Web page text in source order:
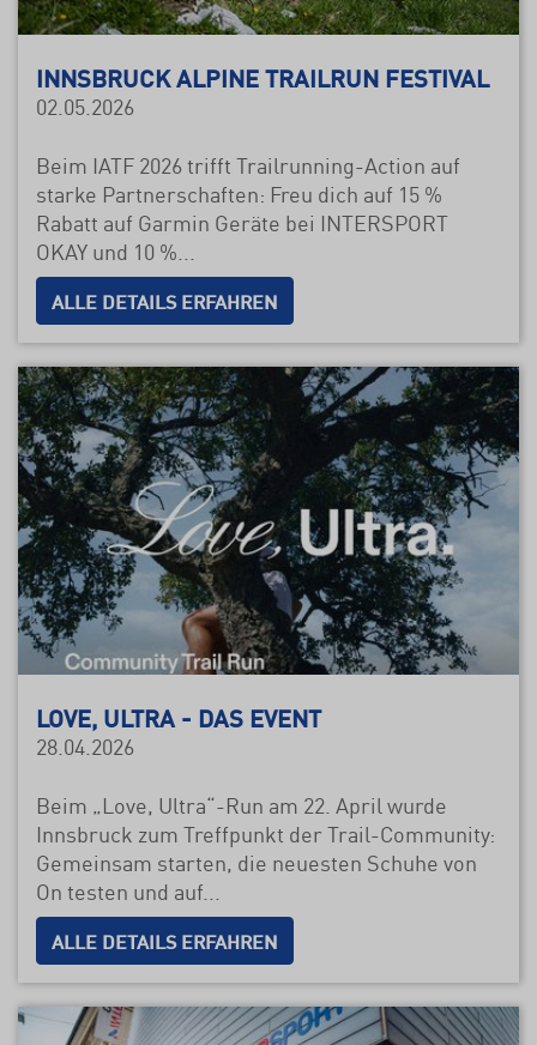
INNSBRUCK ALPINE TRAILRUN FESTIVAL
02.05.2026
Beim IATF 2026 trifft Trailrunning-Action auf
starke Partnerschaften: Freu dich auf 15 %
Rabatt auf Garmin Geräte bei INTERSPORT
OKAY und 10 %...
ALLE DETAILS ERFAHREN
LOVE, ULTRA - DAS EVENT
28.04.2026
Beim „Love, Ultra“-Run am 22. April wurde
Innsbruck zum Treffpunkt der Trail-Community:
Gemeinsam starten, die neuesten Schuhe von
On testen und auf...
ALLE DETAILS ERFAHREN